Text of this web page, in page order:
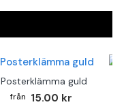
Posterklämma guld
15.00 kr